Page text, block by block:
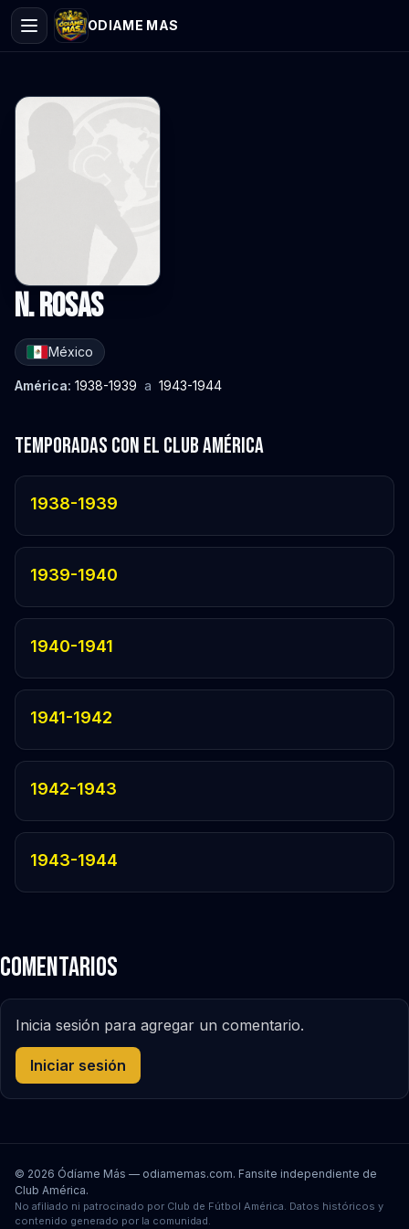
ODIAME MAS
N. Rosas
México
América: 1938-1939 a 1943-1944
Temporadas con el Club América
1938-1939
1939-1940
1940-1941
1941-1942
1942-1943
1943-1944
Comentarios
Inicia sesión para agregar un comentario.
Iniciar sesión
© 2026 Ódíame Más — odiamemas.com. Fansite independiente de
Club América.
No afiliado ni patrocinado por Club de Fútbol América. Datos históricos y
contenido generado por la comunidad.